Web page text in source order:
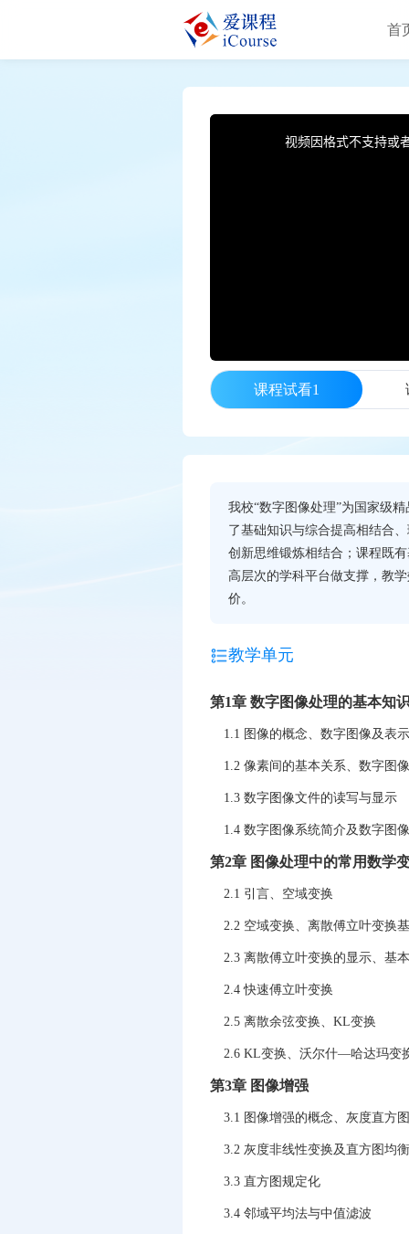
首
This
视频因格式不支持或
课程试看1
我校“数字图像处理”为国家级
了基础知识与综合提高相结合
创新思维锻炼相结合；课程既
高层次的学科平台做支撑，教
价。
教学单元
第1章 数字图像处理的基本知
1.1 图像的概念、数字图像及表示
1.2 像素间的基本关系、数字图
1.3 数字图像文件的读写与显示
1.4 数字图像系统简介及数字图
第2章 图像处理中的常用数学
2.1 引言、空域变换
2.2 空域变换、离散傅立叶变换
2.3 离散傅立叶变换的显示、基
2.4 快速傅立叶变换
2.5 离散余弦变换、KL变换
2.6 KL变换、沃尔什—哈达玛变
第3章 图像增强
3.1 图像增强的概念、灰度直方
3.2 灰度非线性变换及直方图均
3.3 直方图规定化
3.4 邻域平均法与中值滤波